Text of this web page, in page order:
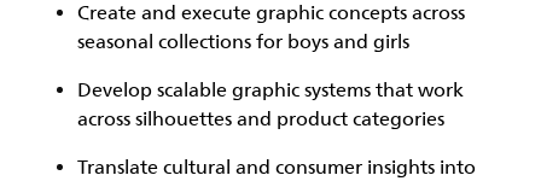
Create and execute graphic concepts across
seasonal collections for boys and girls
Develop scalable graphic systems that work
across silhouettes and product categories
Translate cultural and consumer insights into